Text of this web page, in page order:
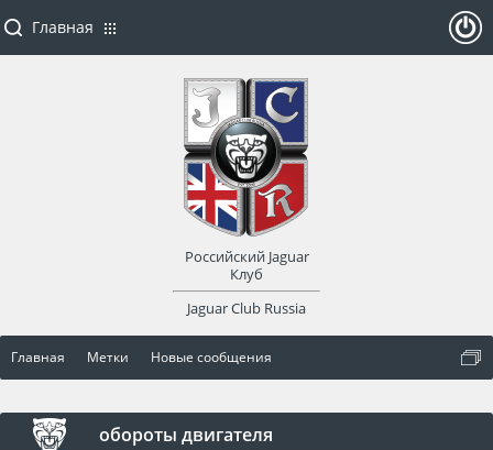
Главная Метки Новые сообщения
обороты двигателя
Главная
Российский Jaguar
Клуб
Jaguar Club Russia
оват